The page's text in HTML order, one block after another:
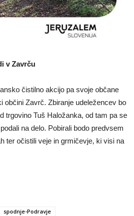
v Zavrču
čistilno akcijo pa svoje občane
občini Zavrč. Zbiranje udeležencev bo
trgovino Tuš Haložanka, od tam pa se
na delo. Pobirali bodo predvsem
ter očistili veje in grmičevje, ki visi na
spodnje-Podravje